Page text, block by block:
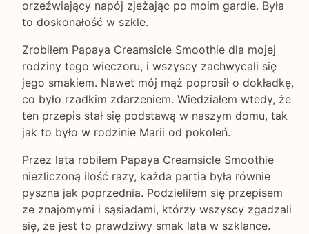
orzeźwiający napój zjeżając po moim gardle. Była
to doskonałość w szkle.
Zrobiłem Papaya Creamsicle Smoothie dla mojej
rodziny tego wieczoru, i wszyscy zachwycali się
jego smakiem. Nawet mój mąż poprosił o dokładkę,
co było rzadkim zdarzeniem. Wiedziałem wtedy, że
ten przepis stał się podstawą w naszym domu, tak
jak to było w rodzinie Marii od pokoleń.
Przez lata robiłem Papaya Creamsicle Smoothie
niezliczoną ilość razy, każda partia była równie
pyszna jak poprzednia. Podzieliłem się przepisem
ze znajomymi i sąsiadami, którzy wszyscy zgadzali
się, że jest to prawdziwy smak lata w szklance.